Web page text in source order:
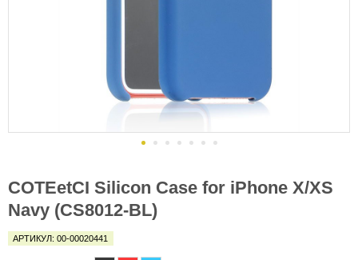
COTEetCI Silicon Case for iPhone X/XS
Navy (CS8012-BL)
АРТИКУЛ: 00-00020441